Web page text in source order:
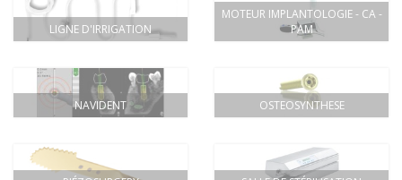
LIGNE D'IRRIGATION
MOTEUR IMPLANTOLOGIE - CA -
PAM
NAVIDENT OSTEOSYNTHESE